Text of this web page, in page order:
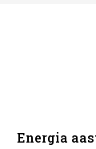
Energia